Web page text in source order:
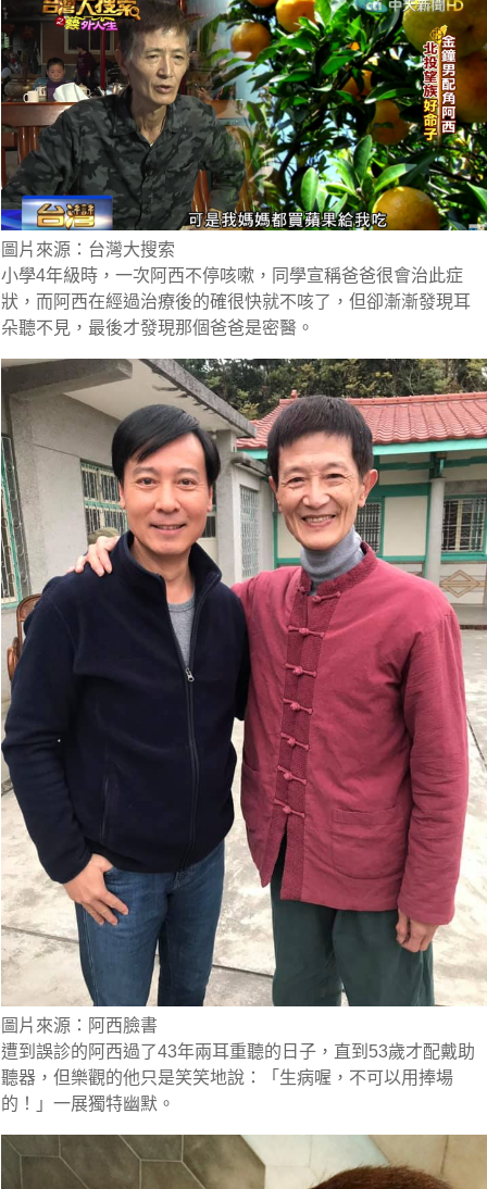
圖片來源：台灣大搜索
小學4年級時，一次阿西不停咳嗽，同學宣稱爸爸很會治此症
狀，而阿西在經過治療後的確很快就不咳了，但卻漸漸發現耳
朵聽不見，最後才發現那個爸爸是密醫。
圖片來源：阿西臉書
遭到誤診的阿西過了43年兩耳重聽的日子，直到53歲才配戴助
聽器，但樂觀的他只是笑笑地說：「生病喔，不可以用捧場
的！」一展獨特幽默。